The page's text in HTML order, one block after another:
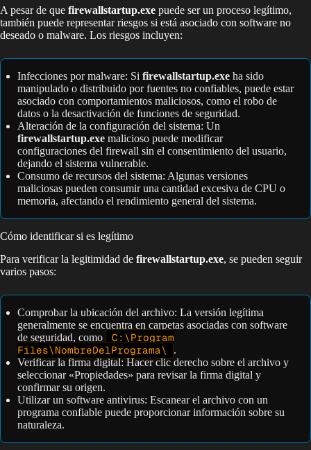
A pesar de que firewallstartup.exe puede ser un proceso legítimo,
también puede representar riesgos si está asociado con software no
deseado o malware. Los riesgos incluyen:
Infecciones por malware: Si firewallstartup.exe ha sido
manipulado o distribuido por fuentes no confiables, puede estar
asociado con comportamientos maliciosos, como el robo de
datos o la desactivación de funciones de seguridad.
Alteración de la configuración del sistema: Un
firewallstartup.exe malicioso puede modificar
configuraciones del firewall sin el consentimiento del usuario,
dejando el sistema vulnerable.
Consumo de recursos del sistema: Algunas versiones
maliciosas pueden consumir una cantidad excesiva de CPU o
memoria, afectando el rendimiento general del sistema.
Cómo identificar si es legítimo
Para verificar la legitimidad de firewallstartup.exe, se pueden seguir
varios pasos:
Comprobar la ubicación del archivo: La versión legítima
generalmente se encuentra en carpetas asociadas con software
de seguridad, como
C:\Program
Files\NombreDelPrograma\
.
Verificar la firma digital: Hacer clic derecho sobre el archivo y
seleccionar «Propiedades» para revisar la firma digital y
confirmar su origen.
Utilizar un software antivirus: Escanear el archivo con un
programa confiable puede proporcionar información sobre su
naturaleza.